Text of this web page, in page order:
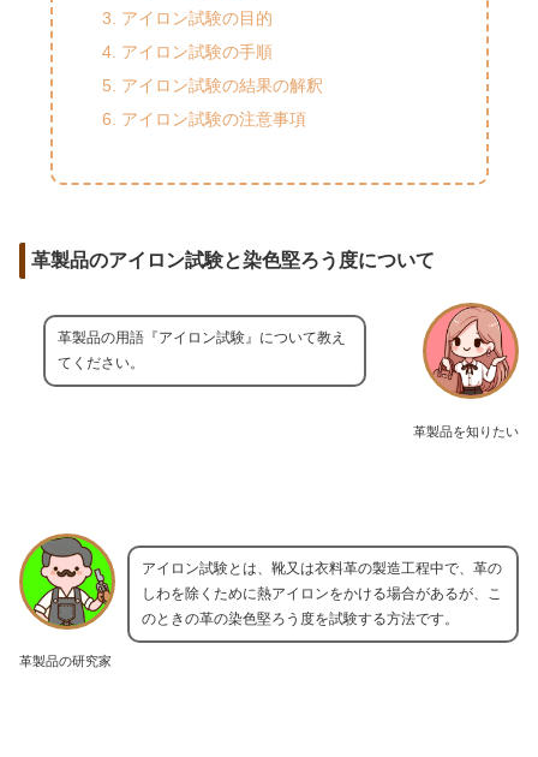
アイロン試験の目的
アイロン試験の手順
アイロン試験の結果の解釈
アイロン試験の注意事項
革製品のアイロン試験と染色堅ろう度について
革製品を知りたい
革製品の用語『アイロン試験』について教え
てください。
革製品の研究家
アイロン試験とは、靴又は衣料革の製造工程中で、革の
しわを除くために熱アイロンをかける場合があるが、こ
のときの革の染色堅ろう度を試験する方法です。